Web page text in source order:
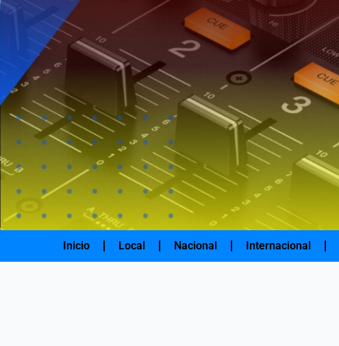
Ir
contenido
Inicio Local Nacional Internacional